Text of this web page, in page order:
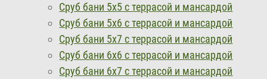
Сруб бани 5х5 с террасой и мансардой
Сруб бани 5х6 с террасой и мансардой
Сруб бани 5х7 с террасой и мансардой
Сруб бани 6х6 с террасой и мансардой
Сруб бани 6х7 с террасой и мансардой